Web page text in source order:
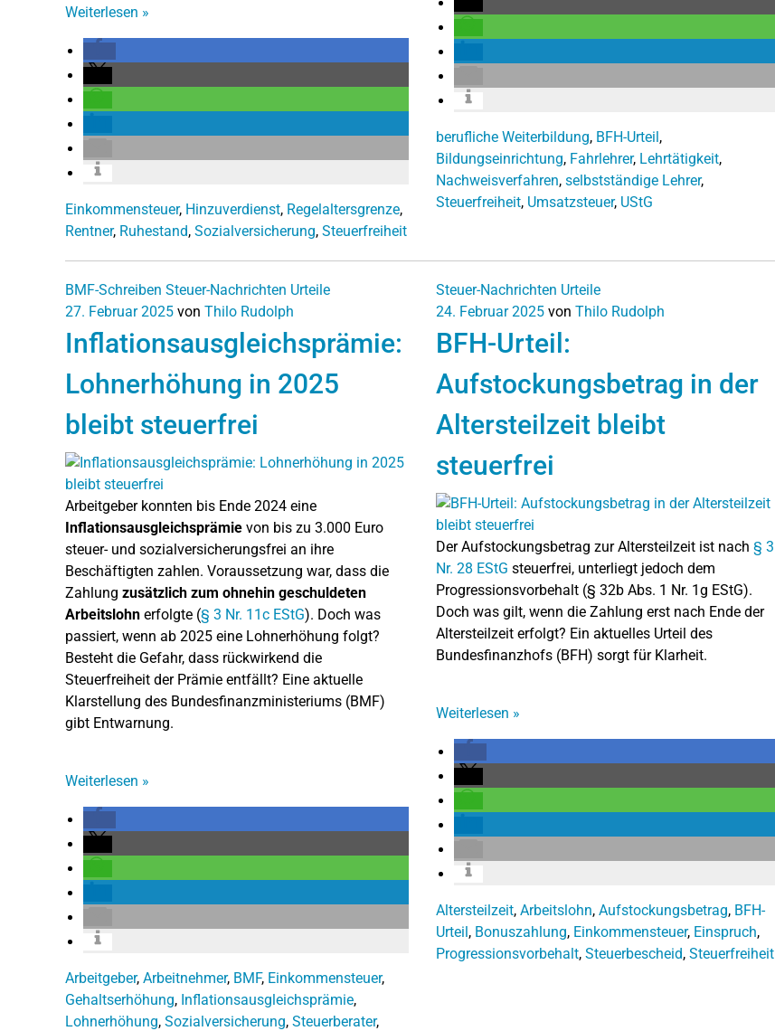
Weiterlesen »
Einkommensteuer, Hinzuverdienst, Regelaltersgrenze,
Rentner, Ruhestand, Sozialversicherung, Steuerfreiheit
berufliche Weiterbildung, BFH-Urteil,
Bildungseinrichtung, Fahrlehrer, Lehrtätigkeit,
Nachweisverfahren, selbstständige Lehrer,
Steuerfreiheit, Umsatzsteuer, UStG
BMF-Schreiben Steuer-Nachrichten Urteile
27. Februar 2025 von Thilo Rudolph
Inflationsausgleichsprämie:
Lohnerhöhung in 2025
bleibt steuerfrei
Arbeitgeber konnten bis Ende 2024 eine
Inflationsausgleichsprämie von bis zu 3.000 Euro
steuer- und sozialversicherungsfrei an ihre
Beschäftigten zahlen. Voraussetzung war, dass die
Zahlung zusätzlich zum ohnehin geschuldeten
Arbeitslohn erfolgte (§ 3 Nr. 11c EStG). Doch was
passiert, wenn ab 2025 eine Lohnerhöhung folgt?
Besteht die Gefahr, dass rückwirkend die
Steuerfreiheit der Prämie entfällt? Eine aktuelle
Klarstellung des Bundesfinanzministeriums (BMF)
gibt Entwarnung.
Weiterlesen »
Arbeitgeber, Arbeitnehmer, BMF, Einkommensteuer,
Gehaltserhöhung, Inflationsausgleichsprämie,
Lohnerhöhung, Sozialversicherung, Steuerberater,
Steuer-Nachrichten Urteile
24. Februar 2025 von Thilo Rudolph
BFH-Urteil:
Aufstockungsbetrag in der
Altersteilzeit bleibt
steuerfrei
Der Aufstockungsbetrag zur Altersteilzeit ist nach § 3
Nr. 28 EStG steuerfrei, unterliegt jedoch dem
Progressionsvorbehalt (§ 32b Abs. 1 Nr. 1g EStG).
Doch was gilt, wenn die Zahlung erst nach Ende der
Altersteilzeit erfolgt? Ein aktuelles Urteil des
Bundesfinanzhofs (BFH) sorgt für Klarheit.
Weiterlesen »
Altersteilzeit, Arbeitslohn, Aufstockungsbetrag, BFH-
Urteil, Bonuszahlung, Einkommensteuer, Einspruch,
Progressionsvorbehalt, Steuerbescheid, Steuerfreiheit